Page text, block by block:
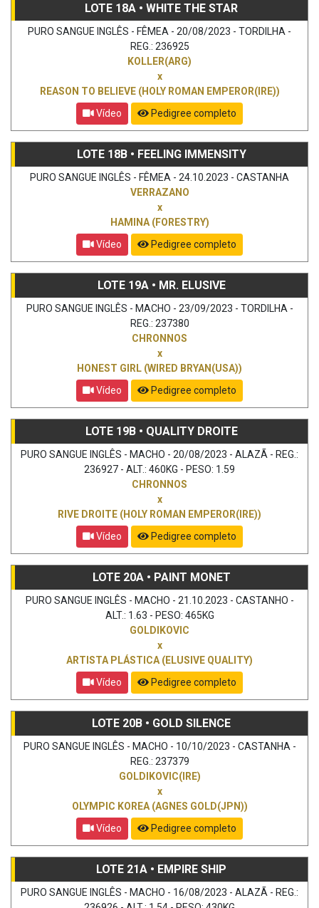
LOTE 18A • WHITE THE STAR
PURO SANGUE INGLÊS - FÊMEA - 20/08/2023 - TORDILHA -
REG.: 236925
KOLLER(ARG)
x
REASON TO BELIEVE (HOLY ROMAN EMPEROR(IRE))
Vídeo
Pedigree completo
LOTE 18B • FEELING IMMENSITY
PURO SANGUE INGLÊS - FÊMEA - 24.10.2023 - CASTANHA
VERRAZANO
x
HAMINA (FORESTRY)
Vídeo
Pedigree completo
LOTE 19A • MR. ELUSIVE
PURO SANGUE INGLÊS - MACHO - 23/09/2023 - TORDILHA -
REG.: 237380
CHRONNOS
x
HONEST GIRL (WIRED BRYAN(USA))
Vídeo
Pedigree completo
LOTE 19B • QUALITY DROITE
PURO SANGUE INGLÊS - MACHO - 20/08/2023 - ALAZÃ - REG.:
236927 - ALT.: 460KG - PESO: 1.59
CHRONNOS
x
RIVE DROITE (HOLY ROMAN EMPEROR(IRE))
Vídeo
Pedigree completo
LOTE 20A • PAINT MONET
PURO SANGUE INGLÊS - MACHO - 21.10.2023 - CASTANHO -
ALT.: 1.63 - PESO: 465KG
GOLDIKOVIC
x
ARTISTA PLÁSTICA (ELUSIVE QUALITY)
Vídeo
Pedigree completo
LOTE 20B • GOLD SILENCE
PURO SANGUE INGLÊS - MACHO - 10/10/2023 - CASTANHA -
REG.: 237379
GOLDIKOVIC(IRE)
x
OLYMPIC KOREA (AGNES GOLD(JPN))
Vídeo
Pedigree completo
LOTE 21A • EMPIRE SHIP
PURO SANGUE INGLÊS - MACHO - 16/08/2023 - ALAZÃ - REG.: